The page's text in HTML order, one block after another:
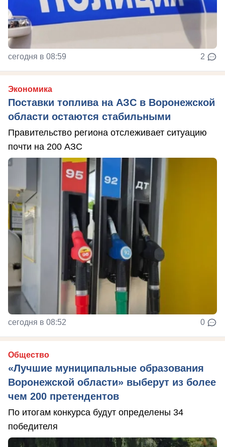
сегодня в 08:59 2
Экономика
Поставки топлива на АЗС в Воронежской
области остаются стабильными
Правительство региона отслеживает ситуацию
почти на 200 АЗС
сегодня в 08:52 0
Общество
«Лучшие муниципальные образования
Воронежской области» выберут из более
чем 200 претендентов
По итогам конкурса будут определены 34
победителя